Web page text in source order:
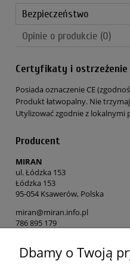
Bezpieczeństwo
Opinie o produkcie (0)
Certyfikaty i ostrzeżenie
Posiada oznaczenie CE
Produkt łatwopalny. Nie
Utylizować zgodnie z
Producent
MIRAN
ul. Łódzka 153
Łódzka 153
95-054 Ksawerów, Polska
miran@miran.info.pl
786 895 179
Osoba odpowiedzialna
Dbamy o Twoją